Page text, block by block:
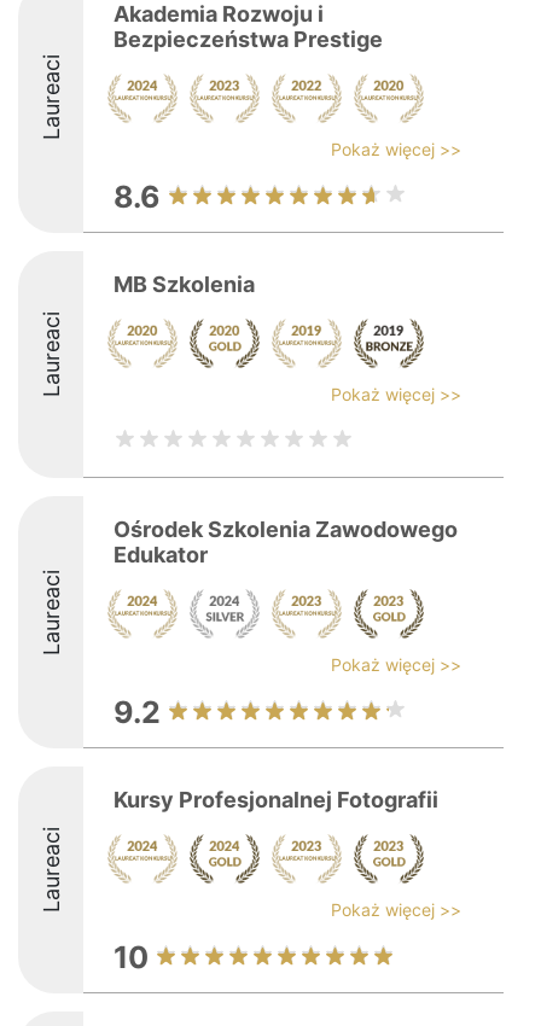
Laureaci
Akademia Rozwoju i
Bezpieczeństwa Prestige
Pokaż więcej >>
8.6
Laureaci
MB Szkolenia
Pokaż więcej >>
Laureaci
Ośrodek Szkolenia Zawodowego
Edukator
Pokaż więcej >>
9.2
Laureaci
Kursy Profesjonalnej Fotografii
Pokaż więcej >>
10